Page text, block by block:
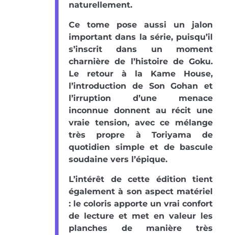
naturellement.
Ce tome pose aussi un jalon
important dans la série, puisqu’il
s’inscrit dans un moment
charnière de l’histoire de Goku.
Le retour à la Kame House,
l’introduction de Son Gohan et
l’irruption d’une menace
inconnue donnent au récit une
vraie tension, avec ce mélange
très propre à Toriyama de
quotidien simple et de bascule
soudaine vers l’épique.
L’intérêt de cette édition tient
également à son aspect matériel
: le coloris apporte un vrai confort
de lecture et met en valeur les
planches de manière très